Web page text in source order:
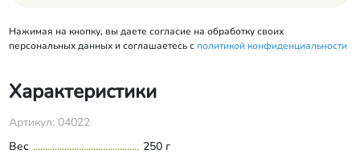
Нажимая на кнопку, вы даете согласие на обработку своих
персональных данных и соглашаетесь с политикой конфиденциальности
Характеристики
Артикул: 04022
Вес
250 г